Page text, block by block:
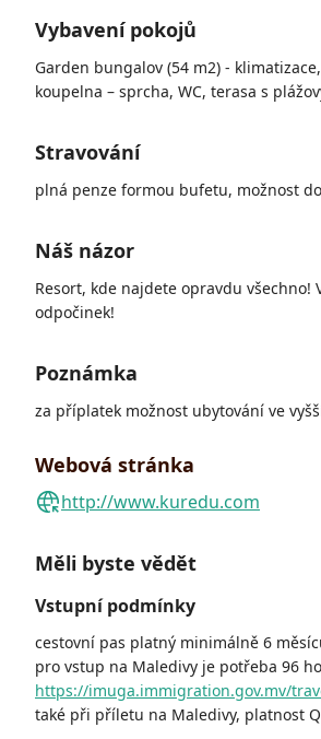
Vybavení pokojů
Garden bungalov (54 m2) -
koupelna – sprcha, WC, terasa s
Stravování
plná penze formou bufetu, možnost
Náš názor
Resort, kde najdete opravdu všechno!
odpočinek!
Poznámka
za příplatek možnost ubytování ve
Webová stránka
http://www.kuredu.com
Měli byste vědět
Vstupní podmínky
cestovní pas platný minimálně 6
pro vstup na Maledivy je potřeba 96
https://imuga.immigration.gov.mv/
také při příletu na Maledivy, platnost